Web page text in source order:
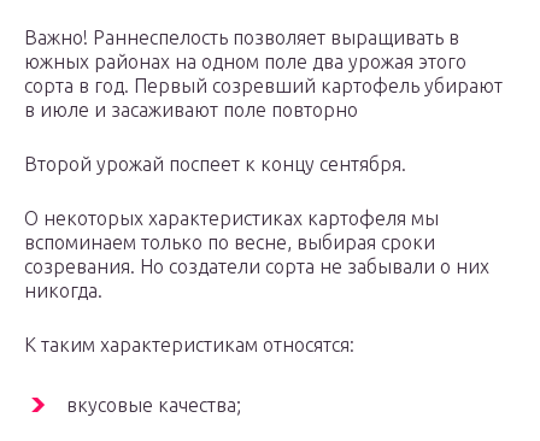
Важно! Раннеспелость позволяет выращивать в
южных районах на одном поле два урожая этого
сорта в год. Первый созревший картофель убирают
в июле и засаживают поле повторно
Второй урожай поспеет к концу сентября.
О некоторых характеристиках картофеля мы
вспоминаем только по весне, выбирая сроки
созревания. Но создатели сорта не забывали о них
никогда.
К таким характеристикам относятся:
вкусовые качества;